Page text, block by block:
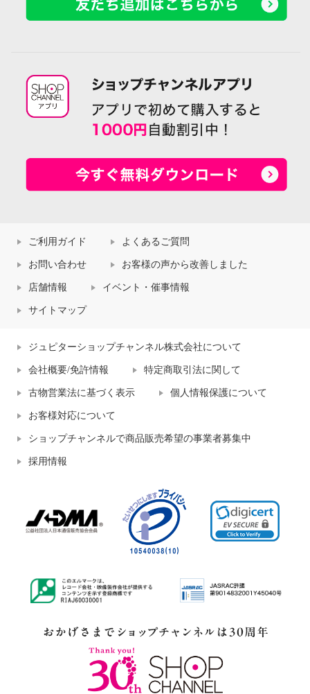
ご利用ガイド よくあるご質問
お問い合わせ お客様の声から改善しました
店舗情報 イベント・催事情報
サイトマップ
ジュピターショップチャンネル株式会社について
会社概要/免許情報 特定商取引法に関して
古物営業法に基づく表示 個人情報保護について
お客様対応について
ショップチャンネルで商品販売希望の事業者募集中
採用情報